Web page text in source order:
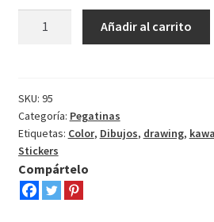
Feathers
cantidad
Añadir al carrito
SKU: 95
Categoría: Pegatinas
Etiquetas: Color, Dibujos, drawing,
Stickers
Compártelo